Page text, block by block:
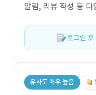
알림, 리뷰 작성 등
로그인 후
유사도 매우 높음